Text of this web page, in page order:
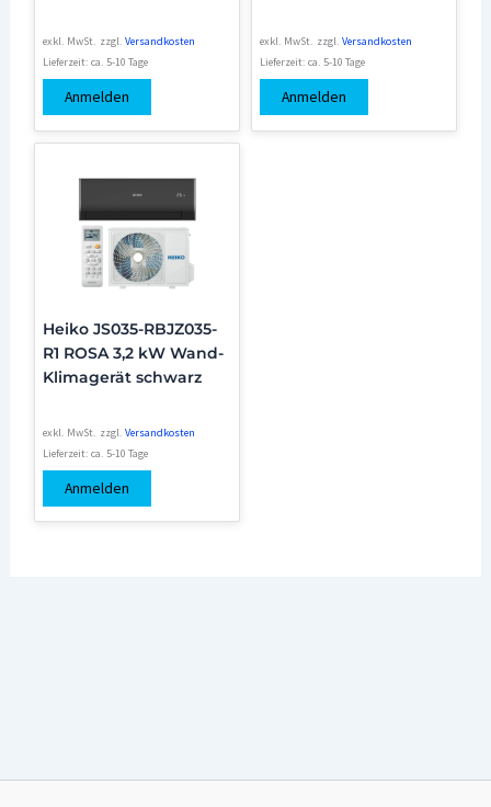
exkl. MwSt. zzgl.Versandkosten
Lieferzeit:ca. 5-10 Tage
Anmelden
exkl. MwSt. zzgl. Versandkosten
Lieferzeit: ca. 5-10 Tage
Anmelden
Heiko JS035-RBJZ035-
R1 ROSA 3,2 kW Wand-
Klimagerät schwarz
exkl. MwSt. zzgl.Versandkosten
Lieferzeit:ca. 5-10 Tage
Anmelden